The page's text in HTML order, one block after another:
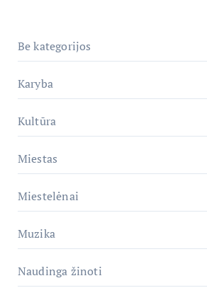
Be kategorijos
Karyba
Kultūra
Miestas
Miestelėnai
Muzika
Naudinga žinoti